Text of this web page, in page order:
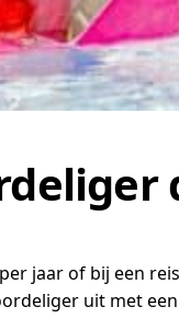
jaar of bij een
uit met